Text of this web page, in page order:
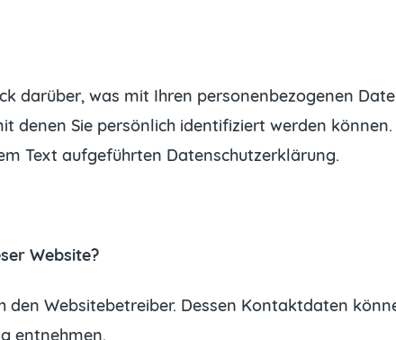
darüber, was mit Ihren personenbezogenen
denen Sie persönlich identifiziert werden
Text aufgeführten Datenschutzerklärung.
Website?
Websitebetreiber. Dessen Kontaktdaten
entnehmen.